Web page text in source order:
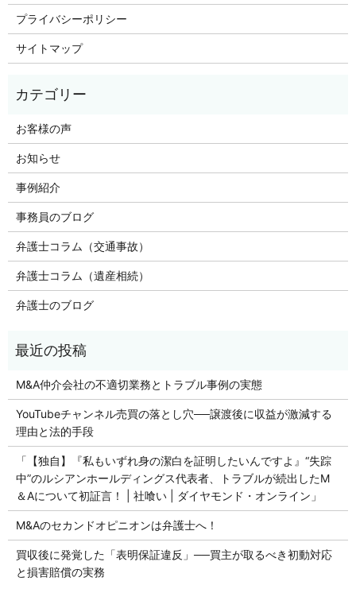
プライバシーポリシー
サイトマップ
お客様の声
お知らせ
事例紹介
事務員のブログ
弁護士コラム（交通事故）
弁護士コラム（遺産相続）
弁護士のブログ
M&A仲介会社の不適切業務とトラブル事例の実態
YouTubeチャンネル売買の落とし穴──譲渡後に収益が激減する
理由と法的手段
「【独自】『私もいずれ身の潔白を証明したいんですよ』“失踪
中”のルシアンホールディングス代表者、トラブルが続出したM
＆Aについて初証言！ | 社喰い | ダイヤモンド・オンライン」
M&Aのセカンドオピニオンは弁護士へ！
買収後に発覚した「表明保証違反」──買主が取るべき初動対応
と損害賠償の実務